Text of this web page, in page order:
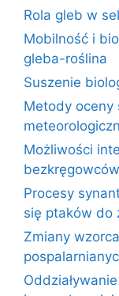
Rola gleb w
Mobilność i
gleba-roślina
Suszenie
Metody oceny
Możliwości
Procesy
się ptaków do
Zmiany